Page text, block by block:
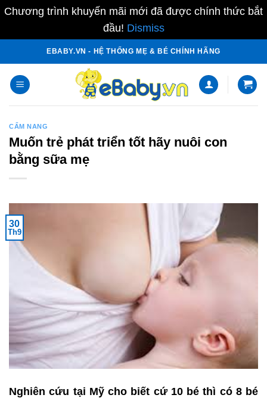
Chương trình khuyến mãi mới đã được chính thức bắt
đầu! Dismiss
content
EBABY.VN - HỆ THỐNG MẸ & BÉ CHÍNH HÃNG
CẨM NANG
Muốn trẻ phát triển tốt hãy nuôi con
bằng sữa mẹ
30
Th9
Nghiên cứu tại Mỹ cho biết cứ 10 bé thì có 8 bé